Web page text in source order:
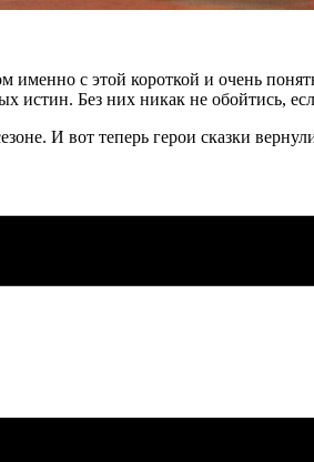
именно с этой короткой и очень
Без них никак не обойтись,
И вот теперь герои сказки